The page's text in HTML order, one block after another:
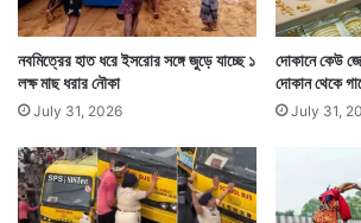
নবমিত্রের হাত ধরে ইসরোর সঙ্গে জুড়ে যাচ্ছে ১
লক্ষ মাছ ধরার নৌকা
July 31, 2026
দোকানে কেউ
দোকান থেকে
July 31,